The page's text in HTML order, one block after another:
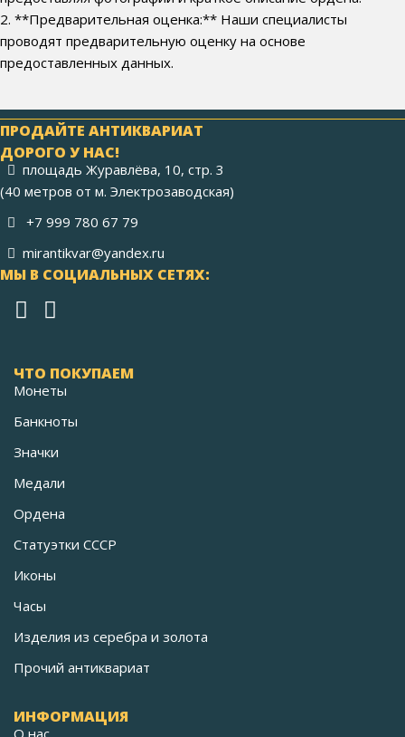
2. **Предварительная оценка:** Наши специалисты
проводят предварительную оценку на основе
предоставленных данных.
ПРОДАЙТЕ АНТИКВАРИАТ
ДОРОГО У НАС!
площадь Журавлёва, 10, стр. 3
(40 метров от м. Электрозаводская)
+7 999 780 67 79
mirantikvar@yandex.ru
МЫ В СОЦИАЛЬНЫХ СЕТЯХ:
ЧТО ПОКУПАЕМ
Монеты
Банкноты
Значки
Медали
Ордена
Статуэтки СССР
Иконы
Часы
Изделия из серебра и золота
Прочий антиквариат
ИНФОРМАЦИЯ
О нас